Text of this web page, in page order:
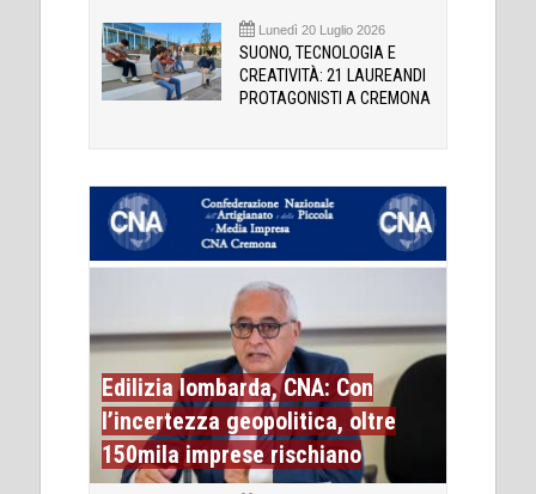
Lunedì 20 Luglio 2026
SUONO, TECNOLOGIA E
CREATIVITÀ: 21 LAUREANDI
PROTAGONISTI A CREMONA
Edilizia lombarda, CNA: Con
l’incertezza geopolitica, oltre
150mila imprese rischiano